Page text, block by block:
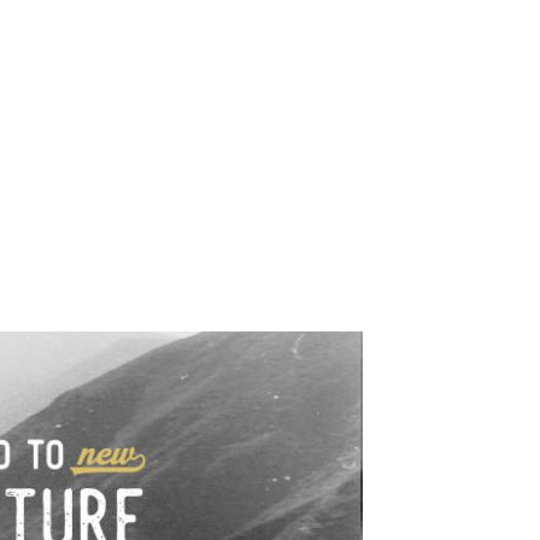
Mapy,